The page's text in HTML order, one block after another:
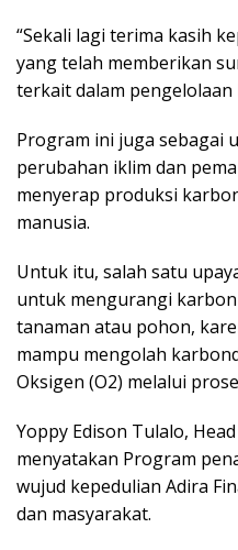
“Sekali lagi terima kasih
yang telah memberikan
terkait dalam
Program ini juga sebagai
perubahan iklim dan
menyerap produksi
manusia.
Untuk itu, salah satu
untuk mengurangi
tanaman atau pohon,
mampu mengolah
Oksigen (O2) melalui
Yoppy Edison Tulalo,
menyatakan Program
wujud kepedulian Adira
dan masyarakat.